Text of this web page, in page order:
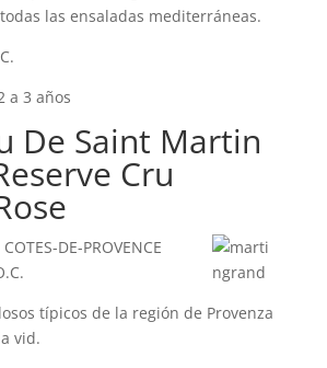
las ensaladas mediterráneas.
a 3 años
De Saint Martin
Cru
COTES-DE-PROVENCE
típicos de la región de Provenza
vid.